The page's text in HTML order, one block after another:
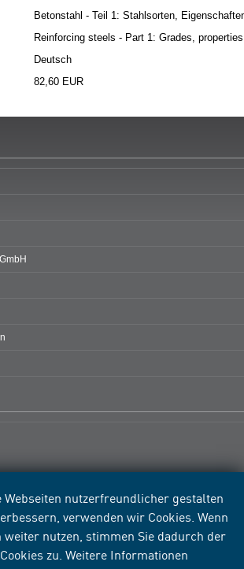
nutzerfreundlicher gestalten
verwenden wir Cookies. Wenn
weiter nutzen, stimmen Sie dadurch der
zu. Weitere Informationen
Betonstahl - Teil 1: Stahlsorten,
Reinforcing steels - Part 1: Grades,
Deutsch
82,60 EUR